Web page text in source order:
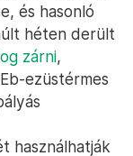
és hasonló
héten derült
zárni,
ezüstérmes
használhatják